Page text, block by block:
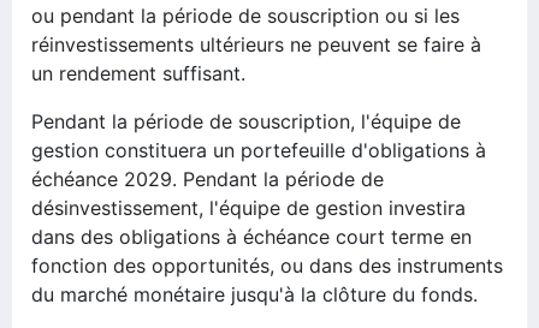
ou pendant la période de souscription ou si les
réinvestissements ultérieurs ne peuvent se faire à
un rendement suffisant.
Pendant la période de souscription, l'équipe de
gestion constituera un portefeuille d'obligations à
échéance 2029. Pendant la période de
désinvestissement, l'équipe de gestion investira
dans des obligations à échéance court terme en
fonction des opportunités, ou dans des instruments
du marché monétaire jusqu'à la clôture du fonds.